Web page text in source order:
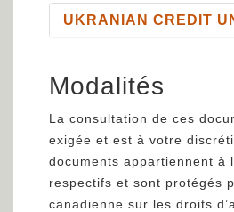
UKRANIAN CREDIT
Modalités
La consultation de ces
exigée et est à votre
documents appartiennent à
respectifs et sont protégés
canadienne sur les droits